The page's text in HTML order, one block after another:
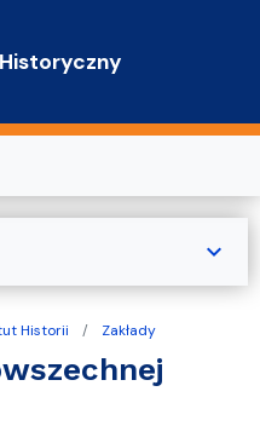
Historii Zakłady
expand_more